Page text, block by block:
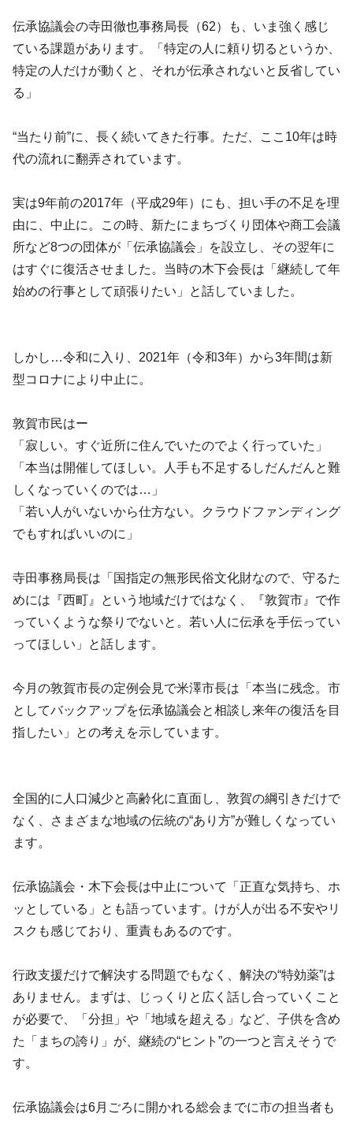
伝承協議会の寺田徹也事務局長（62）も、いま強く感じ
ている課題があります。「特定の人に頼り切るというか、
特定の人だけが動くと、それが伝承されないと反省してい
る」
“当たり前”に、長く続いてきた行事。ただ、ここ10年は時
代の流れに翻弄されています。
実は9年前の2017年（平成29年）にも、担い手の不足を理
由に、中止に。この時、新たにまちづくり団体や商工会議
所など8つの団体が「伝承協議会」を設立し、その翌年に
はすぐに復活させました。当時の木下会長は「継続して年
始めの行事として頑張りたい」と話していました。
しかし…令和に入り、2021年（令和3年）から3年間は新
型コロナにより中止に。
敦賀市民はー
「寂しい。すぐ近所に住んでいたのでよく行っていた」
「本当は開催してほしい。人手も不足するしだんだんと難
しくなっていくのでは…」
「若い人がいないから仕方ない。クラウドファンディング
でもすればいいのに」
寺田事務局長は「国指定の無形民俗文化財なので、守るた
めには『西町』という地域だけではなく、『敦賀市』で作
っていくような祭りでないと。若い人に伝承を手伝ってい
ってほしい」と話します。
今月の敦賀市長の定例会見で米澤市長は「本当に残念。市
としてバックアップを伝承協議会と相談し来年の復活を目
指したい」との考えを示しています。
全国的に人口減少と高齢化に直面し、敦賀の綱引きだけで
なく、さまざまな地域の伝統の“あり方”が難しくなってい
ます。
伝承協議会・木下会長は中止について「正直な気持ち、ホ
ッとしている」とも語っています。けが人が出る不安やリ
スクも感じており、重責もあるのです。
行政支援だけで解決する問題でもなく、解決の“特効薬”は
ありません。まずは、じっくりと広く話し合っていくこと
が必要で、「分担」や「地域を超える」など、子供を含め
た「まちの誇り」が、継続の“ヒント”の一つと言えそうで
す。
伝承協議会は6月ごろに開かれる総会までに市の担当者も